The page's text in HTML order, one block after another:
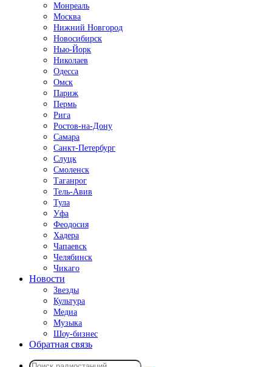
Монреаль
Москва
Нижний Новгород
Новосибирск
Нью-Йорк
Николаев
Одесса
Омск
Париж
Пермь
Рига
Ростов-на-Дону
Самара
Санкт-Петербург
Слуцк
Смоленск
Таганрог
Тель-Авив
Тула
Уфа
Феодосия
Хадера
Чапаевск
Челябинск
Чикаго
Новости
Звезды
Культура
Медиа
Музыка
Шоу-бизнес
Обратная связь